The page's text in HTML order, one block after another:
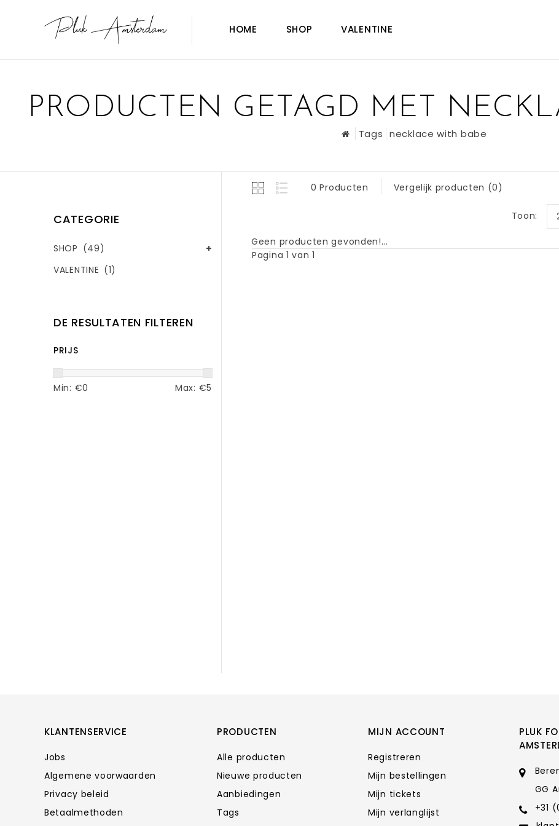
HOME SHOP VALENTINE
PRODUCTEN GETAGD MET
Tags necklace with babe
CATEGORIE
SHOP (49)
VALENTINE (1)
DE RESULTATEN FILTEREN
PRIJS
Min: €0 Max: €5
0 Producten Vergelijk producten (0)
Toon:
Geen producten gevonden!...
Pagina 1 van 1
KLANTENSERVICE
Jobs
Algemene voorwaarden
Privacy beleid
Betaalmethoden
PRODUCTEN
Alle producten
Nieuwe producten
Aanbiedingen
Tags
MIJN ACCOUNT
Registreren
Mijn bestellingen
Mijn tickets
Mijn verlanglijst
PLUK
GG
+31